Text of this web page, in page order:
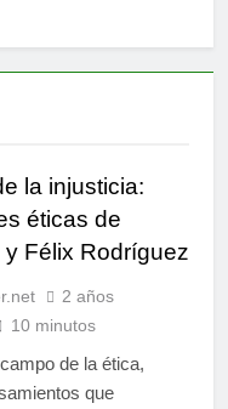
olvidada de
tu bienestar»
invisibles:
creencias
frenan nuestro
integral:
Wilber y Rahner
la injusticia:
éticas de
y Félix Rodríguez
2 años
10 minutos
de la ética,
que